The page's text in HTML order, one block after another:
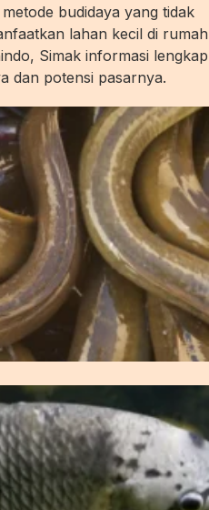
budidaya yang tidak
lahan kecil di rumah
Simak informasi lengkap
dan potensi pasarnya.